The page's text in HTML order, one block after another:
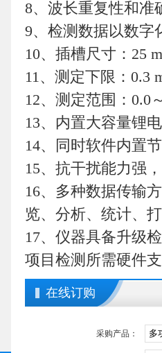
8、波长重复性和准
9、检测数据以数字
10、插槽尺寸：25
11、测定下限：0.3
12、测定范围：0.0
13、内置大容量锂
14、同时软件内置
15、抗干扰能力强
16、多种数据传输
览、分析、统计、
17、仪器具备升级
项目检测所需硬件
在线订购
采购产品：